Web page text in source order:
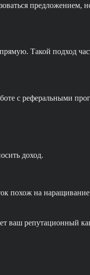
предложением,
Такой подход
с реферальными
доход.
похож на
ваш репутационный